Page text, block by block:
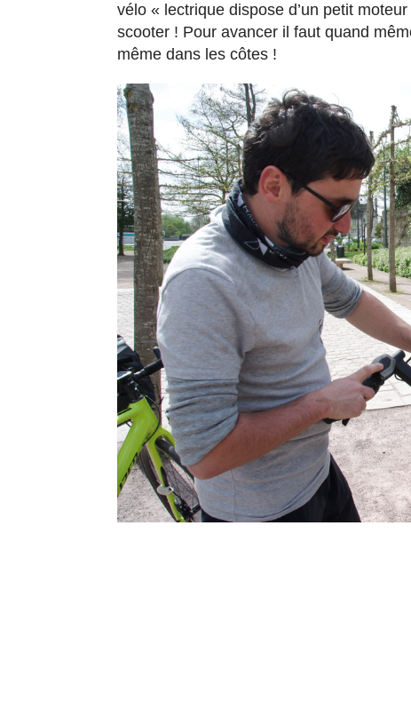
vélo « lectrique dispose d’un petit
scooter ! Pour avancer il faut quand
même dans les côtes !